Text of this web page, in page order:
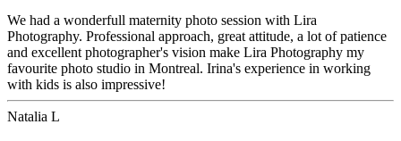
We had a wonderfull maternity photo session with Lira
Photography. Professional approach, great attitude, a lot of patience
and excellent photographer's vision make Lira Photography my
favourite photo studio in Montreal. Irina's experience in working
with kids is also impressive!
Natalia L